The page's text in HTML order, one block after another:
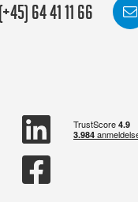
(+45) 64 41 11 66
linkedin
square
square